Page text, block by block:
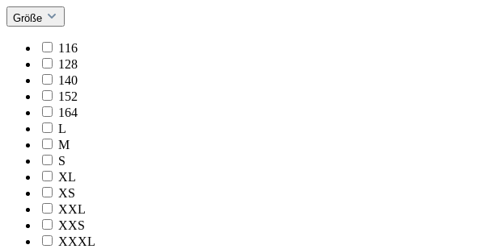
Größe
116
128
140
152
164
L
M
S
XL
XS
XXL
XXS
XXXL